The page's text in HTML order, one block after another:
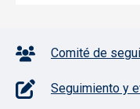
Pie de página
Comité de
Seguimiento y